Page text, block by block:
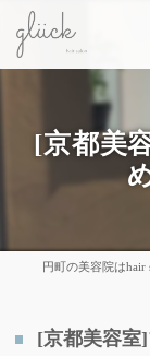
[京都美
[京都美容室